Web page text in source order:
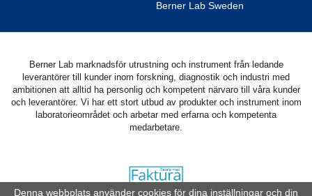
Berner Lab Sweden
Berner Lab marknadsför utrustning och instrument från ledande
leverantörer till kunder inom forskning, diagnostik och industri med
ambitionen att alltid ha personlig och kompetent närvaro till våra kunder
och leverantörer. Vi har ett stort utbud av produkter och instrument inom
laboratorieområdet och arbetar med erfarna och kompetenta
medarbetare.
Denna webbplats använder cookies för dina inställningar och din